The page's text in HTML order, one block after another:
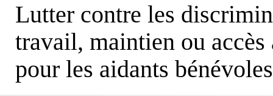
Lutter contre les
travail, maintien ou
pour les aidants bénévoles